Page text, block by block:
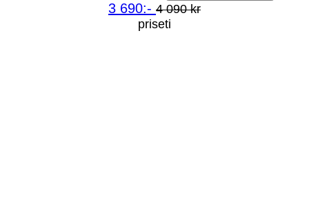
3 690:- 4 090 kr
priseti